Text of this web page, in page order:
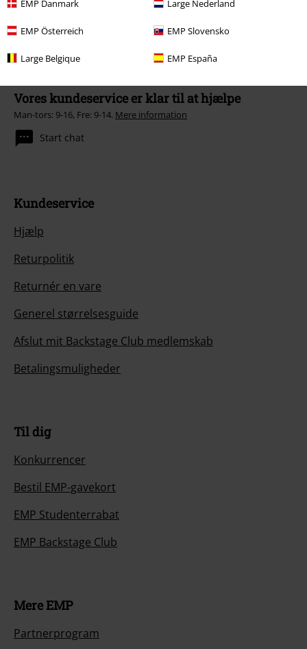
EMP Danmark Large Nederland
EMP Österreich EMP Slovensko
Large Belgique EMP España
Vores kundeservice er klar til at hjælpe
Man-tors: 9-16, Fre: 9-14. Mere information
Start chat
Kundeservice
Hjælp
Returpolitik
Returnér en vare
Generel størrelsesguide
Afslut mit Backstage Club medlemskab
Betalingsmuligheder
Til dig
Konkurrencer
Bestil EMP-gavekort
EMP Studenterrabat
EMP Backstage Club
Mere EMP
Partnerprogram